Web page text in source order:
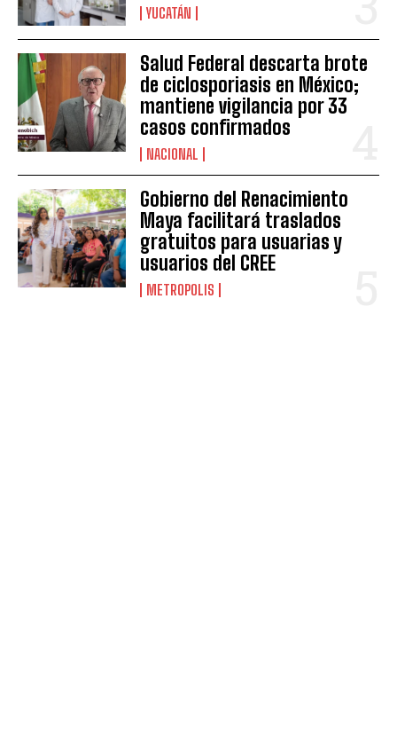
YUCATÁN
Salud Federal descarta brote
de ciclosporiasis en México;
mantiene vigilancia por 33
casos confirmados
NACIONAL
Gobierno del Renacimiento
Maya facilitará traslados
gratuitos para usuarias y
usuarios del CREE
METROPOLIS